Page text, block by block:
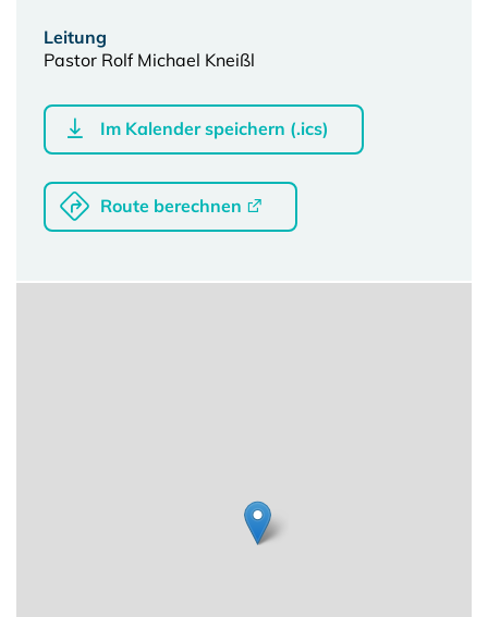
Leitung
Pastor Rolf Michael Kneißl
Im Kalender speichern (.ics)
Route berechnen